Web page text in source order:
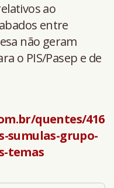
ao
entre
não geram
o PIS/Pasep e de
quentes/416
sumulas-grupo-
temas